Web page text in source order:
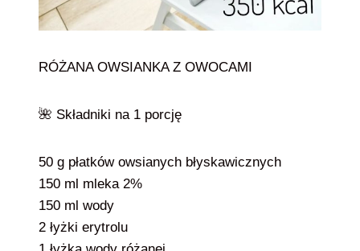
RÓŻANA OWSIANKA Z OWOCAMI
🌺 Składniki na 1 porcję
50 g płatków owsianych błyskawicznych
150 ml mleka 2%
150 ml wody
2 łyżki erytrolu